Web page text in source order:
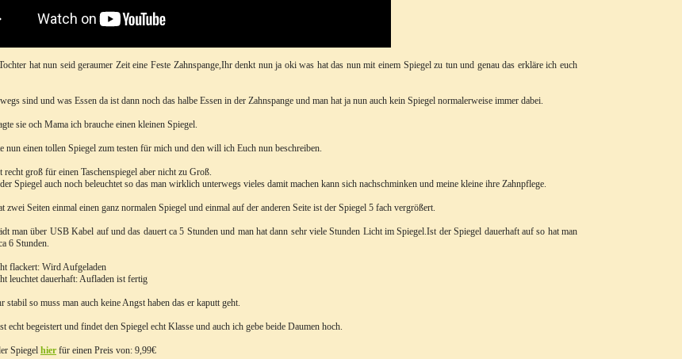
hat nun seid geraumer Zeit eine Feste Zahnspange,Ihr denkt nun ja oki was hat das nun mit einem Spiegel zu tun und genau das erkläre ich euch
sind und was Essen da ist dann noch das halbe Essen in der Zahnspange und man hat ja nun auch kein Spiegel normalerweise immer dabei.
sie och Mama ich brauche einen kleinen Spiegel.
nun einen tollen Spiegel zum testen für mich und den will ich Euch nun beschreiben.
recht groß für einen Taschenspiegel aber nicht zu Groß.
Spiegel auch noch beleuchtet so das man wirklich unterwegs vieles damit machen kann sich nachschminken und meine kleine ihre Zahnpflege.
zwei Seiten einmal einen ganz normalen Spiegel und einmal auf der anderen Seite ist der Spiegel 5 fach vergrößert.
man über USB Kabel auf und das dauert ca 5 Stunden und man hat dann sehr viele Stunden Licht im Spiegel.Ist der Spiegel dauerhaft auf so hat man
6 Stunden.
flackert: Wird Aufgeladen
leuchtet dauerhaft: Aufladen ist fertig
stabil so muss man auch keine Angst haben das er kaputt geht.
echt begeistert und findet den Spiegel echt Klasse und auch ich gebe beide Daumen hoch.
Spiegel hier für einen Preis von: 9,99€